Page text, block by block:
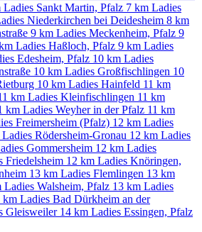
Ladies Sankt Martin, Pfalz 7 km Ladies
Niederkirchen bei Deidesheim 8 km
9 km Ladies Meckenheim, Pfalz 9
Ladies Haßloch, Pfalz 9 km Ladies
Edesheim, Pfalz 10 km Ladies
10 km Ladies Großfischlingen 10
10 km Ladies Hainfeld 11 km
km Ladies Kleinfischlingen 11 km
km Ladies Weyher in der Pfalz 11 km
Freimersheim (Pfalz) 12 km Ladies
Ladies Rödersheim-Gronau 12 km Ladies
Gommersheim 12 km Ladies
Friedelsheim 12 km Ladies Knöringen,
13 km Ladies Flemlingen 13 km
Ladies Walsheim, Pfalz 13 km Ladies
km Ladies Bad Dürkheim an der
Gleisweiler 14 km Ladies Essingen, Pfalz